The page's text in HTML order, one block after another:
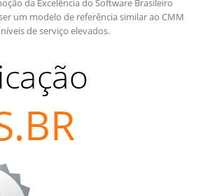
da Excelência do Software Brasileiro
um modelo de referência similar ao CMM
de serviço elevados.